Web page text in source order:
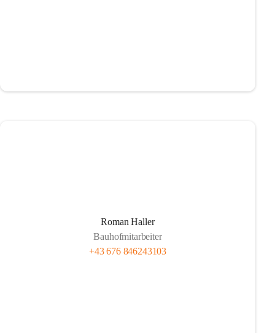
Roman Haller
Bauhofmitarbeiter
+43 676 846243103